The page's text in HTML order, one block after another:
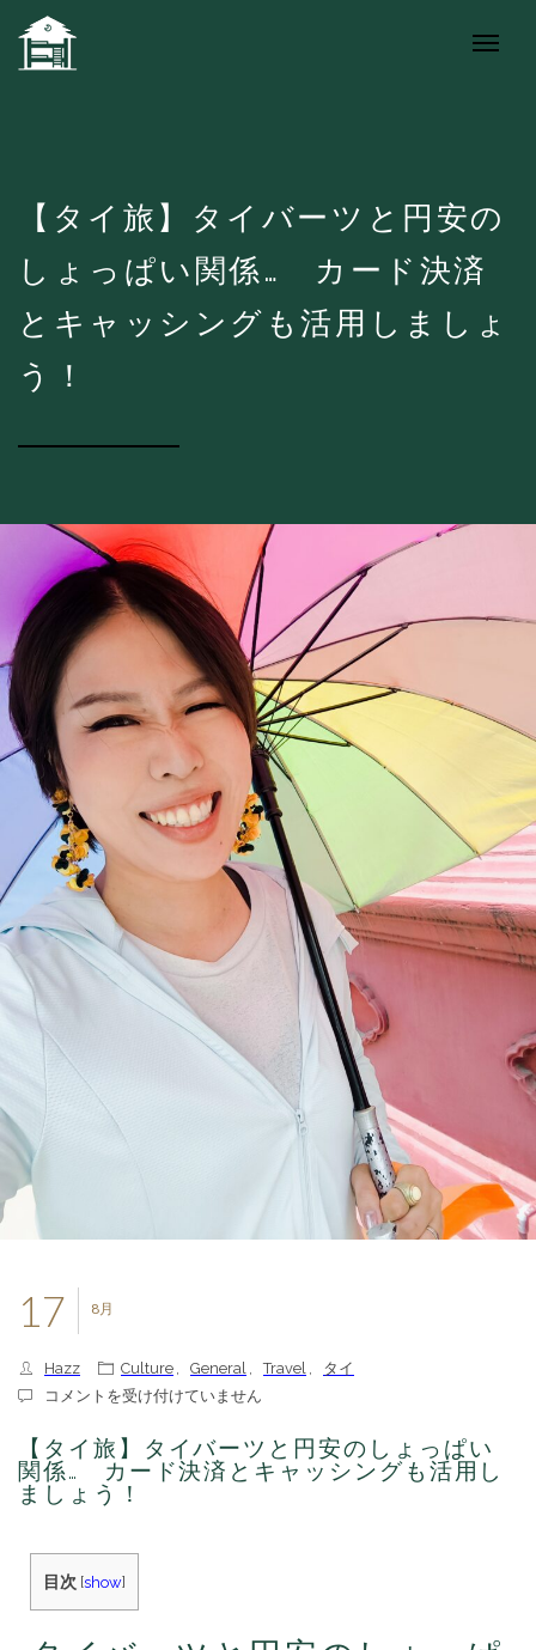
【タイ旅】タイバーツと円安の
しょっぱい関係… カード決済
とキャッシングも活用しましょ
う！
8月
17
Hazz Culture General Travel
タイ
【タ
旅】
タ
イ
バ
円
安
コメントを受け付けていません
【タイ旅】タイバーツと円安のしょっぱい
関係… カード決済とキャッシングも活用し
ましょう！
目次 [show]